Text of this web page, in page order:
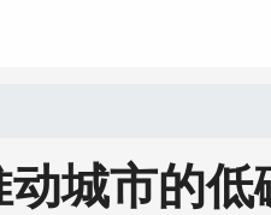
城市的低